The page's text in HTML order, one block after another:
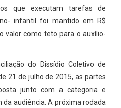
que executam tarefas de
infantil foi mantido em R$
valor como teto para o auxílio-
do Dissídio Coletivo de
21 de julho de 2015, as partes
junto com a categoria e
audiência. A próxima rodada